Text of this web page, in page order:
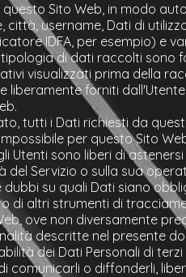
Sito Web, in modo
città, username, Dati di
IDFA, per esempio) e
di dati raccolti sono
visualizzati prima della
liberamente forniti
tutti i Dati richiesti da
per questo Sito
Utenti sono liberi di
del Servizio o sulla sua
dubbi su quali Dati siano
o di altri strumenti di
ove non diversamente
descritte nel presente
dei Dati Personali di
comunicarli o diffonderli,